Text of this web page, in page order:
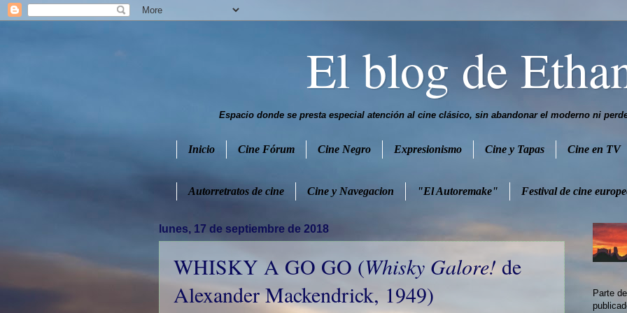
El blog de
Espacio donde se presta especial atención al cine clásico, sin abandonar el moderno ni
Inicio Cine Fórum Cine Negro Expresionismo Cine y Tapas Cine en TV
Autorretratos de cine Cine y Navegacion "El Autoremake" Festival de cine
lunes, 17 de septiembre de 2018
WHISKY A GO GO (Whisky Galore! de
Alexander Mackendrick, 1949)
Parte